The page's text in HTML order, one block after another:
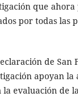
que
por todas las
de San
apoyan la
evaluación de